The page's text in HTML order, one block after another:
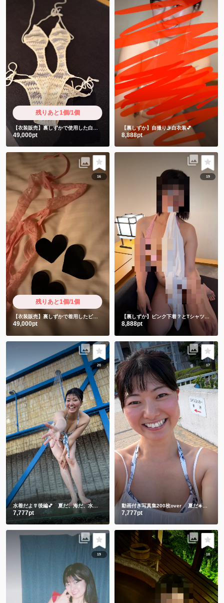
残りあと1個/1個
49,000pt
【裏しずか】自撮り🤳白衣装💕
8,888pt
16
残りあと1個/1個
【衣装販売】裏しずかで着用したピンクと使用済み前貼り3枚 限定超ショート動画付き
49,000pt
19
【裏しずか】ピンク下着？とTシャツ編💗 ピ
8,888pt
20
水着だよ👙後編💕 夏だ、海だ、水着のしずかだ💕動画と写真合わせて200枚over
7,777pt
17
動画付き写真集200枚over 夏だ☀️海だ🌊水着のしずかもご賞味ください💕
7,777pt
19 18